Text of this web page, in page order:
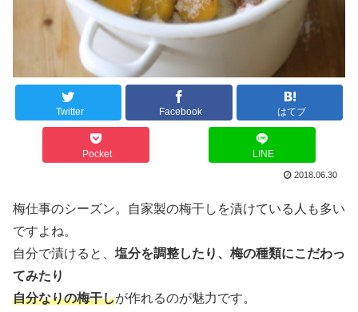
Twitter Facebook はてブ
Pocket LINE
2018.06.30
梅仕事のシーズン。自家製の梅干しを漬けている人も多い
ですよね。
自分で漬けると、 塩分を調整したり、梅の種類にこだわっ
てみたり
自分なりの梅干しが作れるのが魅力です。